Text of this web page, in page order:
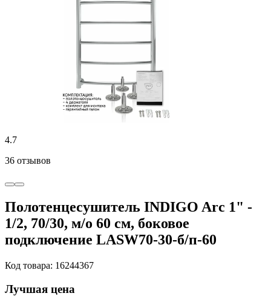
4.7
36 отзывов
Полотенцесушитель INDIGO Arc 1" -
1/2, 70/30, м/о 60 см, боковое
подключение LASW70-30-б/п-60
Код товара: 16244367
Лучшая цена